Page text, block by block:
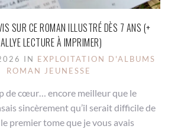
SUR CE ROMAN ILLUSTRÉ DÈS 7 ANS (+
LECTURE À IMPRIMER)
IN EXPLOITATION D'ALBUMS
ROMAN JEUNESSE
de cœur… encore meilleur que le
sincèrement qu’il serait difficile de
premier tome que je vous avais